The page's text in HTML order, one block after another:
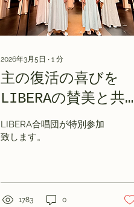
2026年3月5日 ∙ 1 分
主の復活の喜びを
LIBERAの賛美と共
に
LIBERA合唱団が特別参加
致します。
1783 0